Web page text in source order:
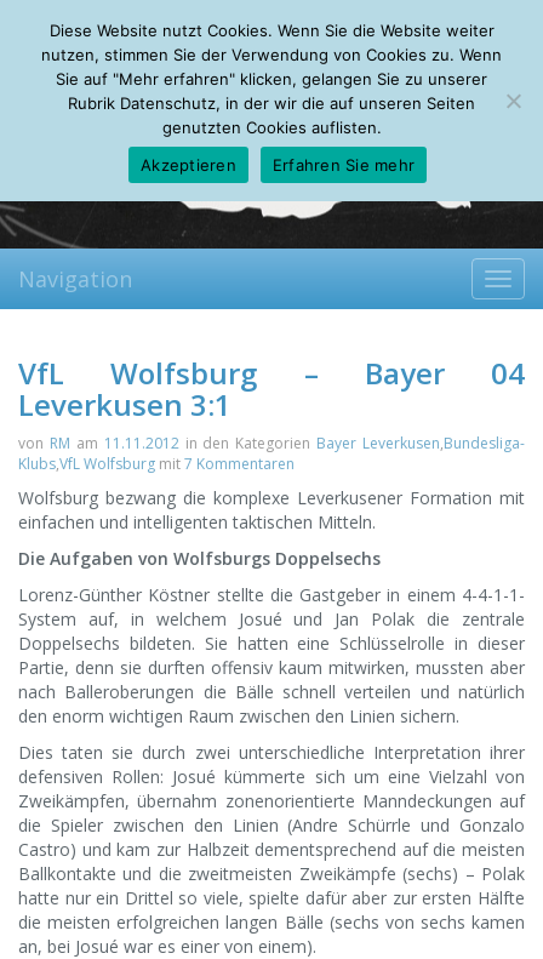
Saturday, 08.08.2026
Mein Account
About Autoren Leseempfehlungen FAQ
Navigation
VfL Wolfsburg – Bayer 04
Leverkusen 3:1
von RM am 11.11.2012in den Kategorien Bayer Leverkusen,Bundesliga-
Klubs,VfL Wolfsburg mit7 Kommentaren
Wolfsburg bezwang die komplexe Leverkusener Formation mit
einfachen und intelligenten taktischen Mitteln.
Die Aufgaben von Wolfsburgs Doppelsechs
Lorenz-Günther Köstner stellte die Gastgeber in einem 4-4-1-1-
System auf, in welchem Josué und Jan Polak die zentrale
Doppelsechs bildeten. Sie hatten eine Schlüsselrolle in dieser
Partie, denn sie durften offensiv kaum mitwirken, mussten aber
nach Balleroberungen die Bälle schnell verteilen und natürlich
den enorm wichtigen Raum zwischen den Linien sichern.
Dies taten sie durch zwei unterschiedliche Interpretation ihrer
defensiven Rollen: Josué kümmerte sich um eine Vielzahl von
Zweikämpfen, übernahm zonenorientierte Manndeckungen auf
die Spieler zwischen den Linien (Andre Schürrle und Gonzalo
Castro) und kam zur Halbzeit dementsprechend auf die meisten
Ballkontakte und die zweitmeisten Zweikämpfe (sechs) – Polak
hatte nur ein Drittel so viele, spielte dafür aber zur ersten Hälfte
die meisten erfolgreichen langen Bälle (sechs von sechs kamen
an, bei Josué war es einer von einem).
Diese Website nutzt Cookies. Wenn Sie die Website weiter
nutzen, stimmen Sie der Verwendung von Cookies zu. Wenn
Sie auf "Mehr erfahren" klicken, gelangen Sie zu unserer
Rubrik Datenschutz, in der wir die auf unseren Seiten
genutzten Cookies auflisten.
Akzeptieren
Erfahren Sie mehr